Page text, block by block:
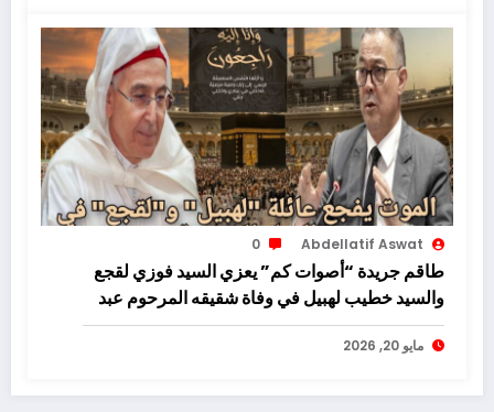
Abdellatif Aswat
0
طاقم جريدة “أصوات كم” يعزي السيد فوزي لقجع
والسيد خطيب لهبيل في وفاة شقيقه المرحوم عبد
الكريم خطيب
مايو 20, 2026